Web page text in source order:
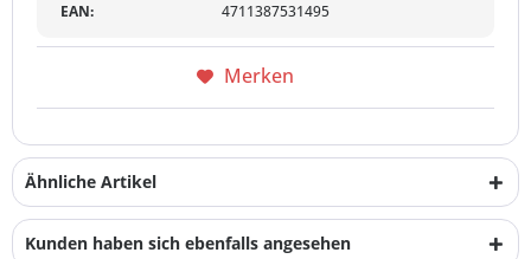
EAN:
4711387531495
Merken
Ähnliche Artikel
Kunden haben sich ebenfalls angesehen